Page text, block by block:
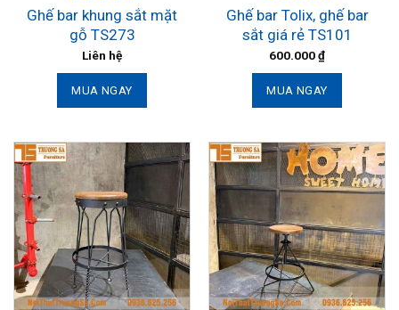
Ghế bar khung sắt mặt
gỗ TS273
Liên hệ
MUA NGAY
Ghế bar Tolix, ghế bar
sắt giá rẻ TS101
600.000₫
MUA NGAY